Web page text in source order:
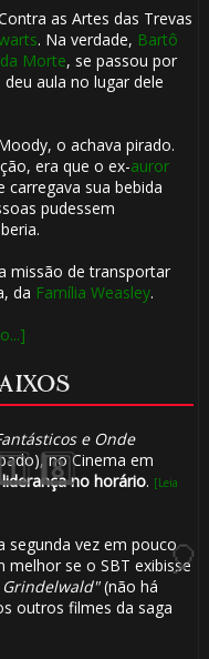
as Artes das Trevas
. Na verdade, Bartô
Morte, se passou por
aula no lugar dele
o achava pirado.
era que o ex-auror
carregava sua bebida
pudessem
missão de transportar
da Família Weasley.
e Onde
no Cinema em
no horário. [Leia
segunda vez em pouco
melhor se o SBT exibisse
(não há
outros filmes da saga